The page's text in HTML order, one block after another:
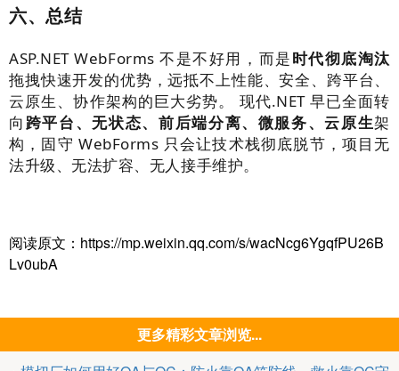
六、总结
ASP.NET WebForms 不是不好用，而是时代彻底淘汰
拖拽快速开发的优势，远抵不上性能、安全、跨平台、
云原生、协作架构的巨大劣势。 现代.NET 早已全面转
向 跨平台、无状态、前后端分离、微服务、云原生架
构，固守 WebForms 只会让技术栈彻底脱节，项目无
法升级、无法扩容、无人接手维护。
阅读原文：https://mp.weixin.qq.com/s/wacNcg6YgqfPU26B
Lv0ubA
更多精彩文章浏览...